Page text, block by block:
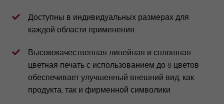
Доступны в индивидуальных размерах для
каждой области применения
Высококачественная линейная и сплошная
цветная печать с использованием до 8 цветов
обеспечивает улучшенный внешний вид, как
продукта, так и фирменной символики